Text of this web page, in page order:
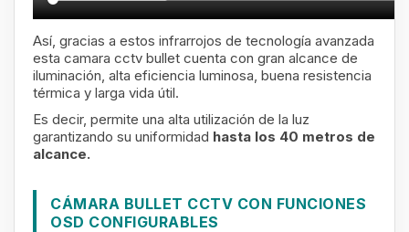
Así, gracias a estos infrarrojos de tecnología avanzada
esta camara cctv bullet cuenta con gran alcance de
iluminación, alta eficiencia luminosa, buena resistencia
térmica y larga vida útil.
Es decir, permite una alta utilización de la luz
garantizando su uniformidad hasta los 40 metros de
alcance.
CÁMARA BULLET CCTV CON FUNCIONES
OSD CONFIGURABLES